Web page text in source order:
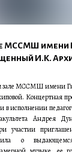
зале МССМШ имени
Концертная
исполнении
Андрея
участии
о
МССМШ имени
И.К.